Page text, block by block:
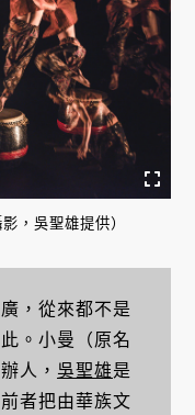
，吳聖雄提供）
，從來都不是
。小曼（原名
人， 吳聖雄是
者把由華族文